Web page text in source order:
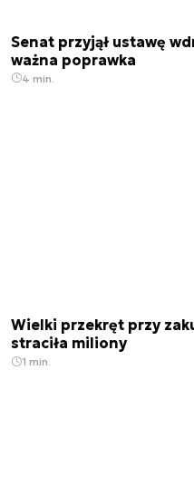
Senat przyjął ustawę
ważna poprawka
4 min.
Wielki przekręt przy
straciła miliony
1 min.